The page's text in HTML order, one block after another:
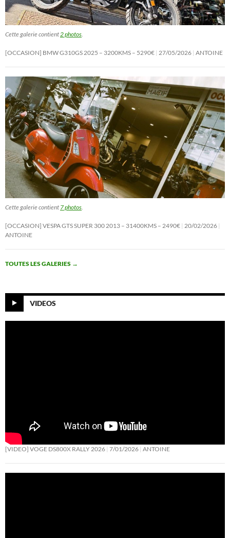
Cette galerie contient 2 photos
[OCCASION] BMW G310GS 2025 – 3200KMS – 5290€ 27/05/2026 ANTOINE
Cette galerie contient 7 photos
[OCCASION] VESPA GTS SUPER 300 2013 – 31400KMS – 2490€ 20/02/2026
ANTOINE
TOUTES LES GALERIES →
VIDEOS
[VIDEO] VOGE DS800X RALLY 2026 7/01/2026 ANTOINE